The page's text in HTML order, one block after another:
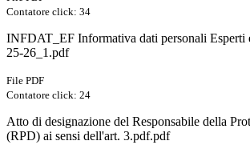
Contatore click: 34
INFDAT_EF Informativa dati personali Esperti
25-26_1.pdf
File PDF
Contatore click: 24
Atto di designazione del Responsabile della
(RPD) ai sensi dell'art. 3.pdf.pdf